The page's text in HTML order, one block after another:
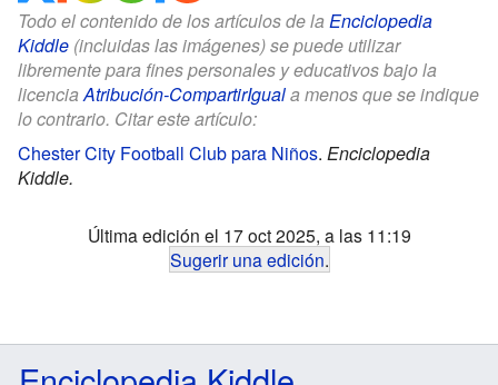
Todo el contenido de los artículos de la Enciclopedia
Kiddle (incluidas las imágenes) se puede utilizar
libremente para fines personales y educativos bajo la
licenciaAtribución-CompartirIguala menos que se indique
lo contrario. Citar este artículo:
Chester City Football Club para Niños. Enciclopedia
Kiddle.
Última edición el 17 oct 2025, a las 11:19
Sugerir una edición.